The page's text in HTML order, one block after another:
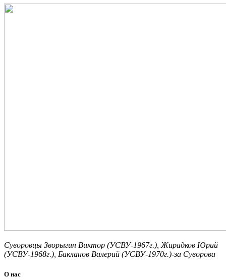
Суворовцы Зворыгин Виктор (УСВУ-1967г.), Жирадков Юрий
(УСВУ-1968г.), Бакланов Валерий (УСВУ-1970г.)-за Суворова
О нас